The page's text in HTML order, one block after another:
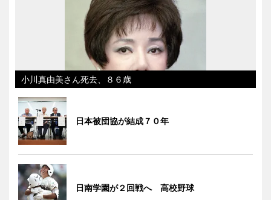
小川真由美さん死去、８６歳
日本被団協が結成７０年
日南学園が２回戦へ 高校野球